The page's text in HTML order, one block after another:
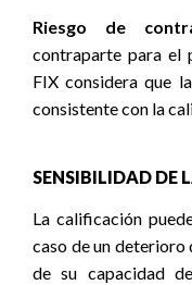
Riesgo de
contraparte para el
FIX considera que
consistente con la
SENSIBILIDAD DE
La calificación
caso de un deterioro
de su capacidad